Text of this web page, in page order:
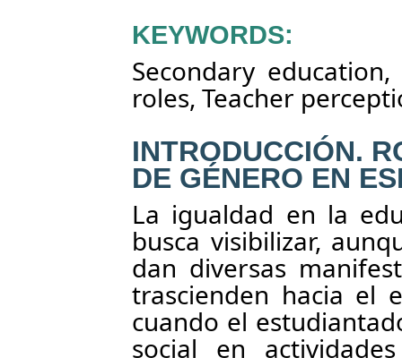
KEYWORDS:
Secondary
roles, Teacher
INTRODUCCIÓN.
DE GÉNERO EN
La igualdad en la
busca visibilizar,
dan diversas
trascienden hacia el
cuando el
social en